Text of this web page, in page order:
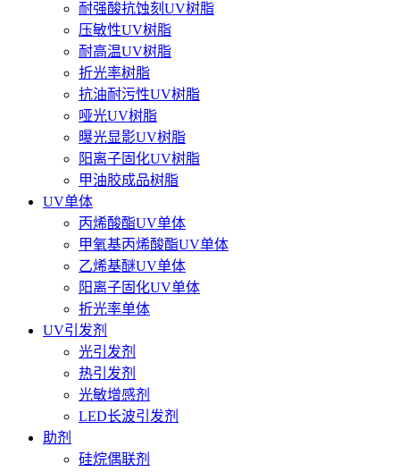
耐强酸抗蚀刻UV树脂
压敏性UV树脂
耐高温UV树脂
折光率树脂
抗油耐污性UV树脂
哑光UV树脂
曝光显影UV树脂
阳离子固化UV树脂
甲油胶成品树脂
UV单体
丙烯酸酯UV单体
甲氧基丙烯酸酯UV单体
乙烯基醚UV单体
阳离子固化UV单体
折光率单体
UV引发剂
光引发剂
热引发剂
光敏增感剂
LED长波引发剂
助剂
硅烷偶联剂